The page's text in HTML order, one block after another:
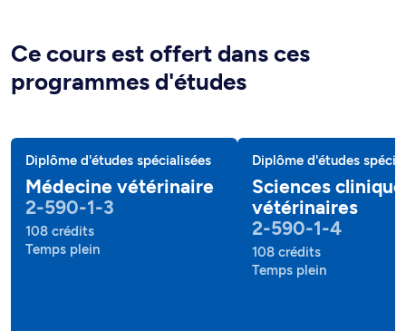
Ce cours est offert dans ces
programmes d'études
Diplôme d'études spécialisées
Médecine vétérinaire
2-590-1-3
108 crédits
Temps plein
Diplôme d'études
Sciences
vétérinaires
2-590-1-4
108 crédits
Temps plein